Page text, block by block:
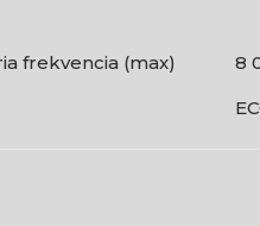
frekvencia (max)
8